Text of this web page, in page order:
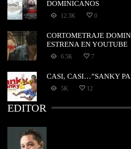
DOMINICANOS
12.3K 0
CORTOMETRAJE
ESTRENA EN YOUTUBE
6.5K 7
CASI, CASI…”SANKY
5K 12
EDITOR